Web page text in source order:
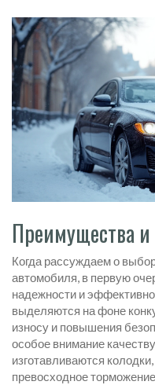
Преимущества
Когда рассуждаем о
автомобиля, в первую
надежности и
выделяются на фоне
износу и повышения
особое внимание
изготавливаются
превосходное